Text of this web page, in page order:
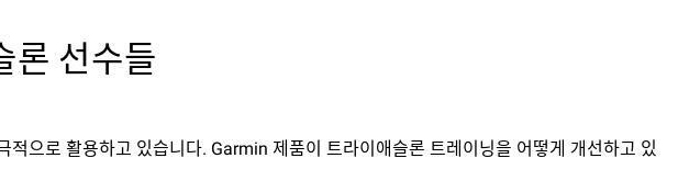
론 선수들
으로 활용하고 있습니다. Garmin 제품이 트라이애슬론 트레이닝을 어떻게 개선하고 있